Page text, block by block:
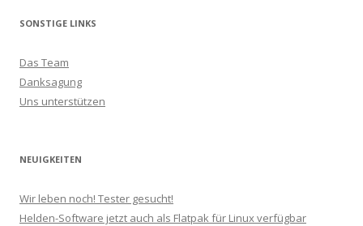
SONSTIGE LINKS
Das Team
Danksagung
Uns unterstützen
NEUIGKEITEN
Wir leben noch! Tester gesucht!
Helden-Software jetzt auch als Flatpak für Linux verfügbar